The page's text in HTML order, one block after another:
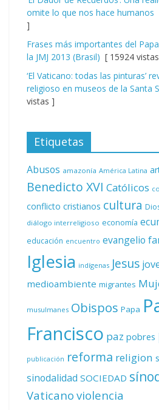
omite lo que nos hace humanos
]
Frases más importantes del
la JMJ 2013 (Brasil) [ 15924
‘El Vaticano: todas las pinturas’
religioso en museos de la Santa
vistas ]
Etiquetas
Abusos amazonía América Latina
Benedicto XVI Católicos
conflicto cristianos cultura
diálogo interreligioso economía
educación encuentro evangelio
Iglesia indígenas Jesus
medioambiente migrantes
musulmanes Obispos Papa
Francisco paz pobres
publicación reforma religion
sinodalidad SOCIEDAD
Vaticano violencia